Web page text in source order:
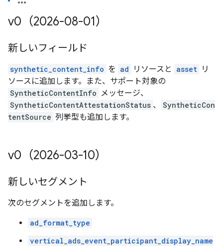
v0（2026-08-01）
新しいフィールド
synthetic_content_info を ad リソースと asset リ
ソースに追加します。また、サポート対象の
SyntheticContentInfo メッセージ、
SyntheticContentAttestationStatus 、
SyntheticCon
tentSource 列挙型も追加します。
v0（2026-03-10）
新しいセグメント
次のセグメントを追加します。
ad_format_type
vertical_ads_event_participant_display_name